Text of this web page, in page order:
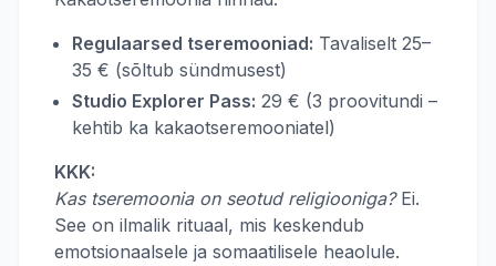
Regulaarsed tseremooniad: Tavaliselt 25–
35 € (sõltub sündmusest)
Studio Explorer Pass: 29 € (3 proovitundi –
kehtib ka kakaotseremooniatel)
KKK:
Kas tseremoonia on seotud religiooniga?Ei.
See on ilmalik rituaal, mis keskendub
emotsionaalsele ja somaatilisele heaolule.